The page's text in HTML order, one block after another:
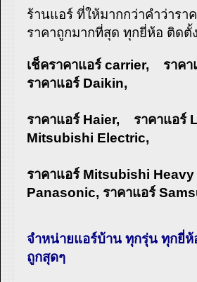
ร้านแอร์ ที่ให้มากกว่าคำว่ารา
ราคาถูกมากที่สุด ทุกยี่ห้อ ติดตั้
เช็คราคาแอร์ carrier, ราค
ราคาแอร์ Daikin,
ราคาแอร์ Haier, ราคาแอร์
Mitsubishi Electric,
ราคาแอร์ Mitsubishi Heavy
Panasonic, ราคาแอร์
จำหน่ายแอร์บ้าน ทุกรุ่น ทุกยี่ห้
ถูกสุดๆ